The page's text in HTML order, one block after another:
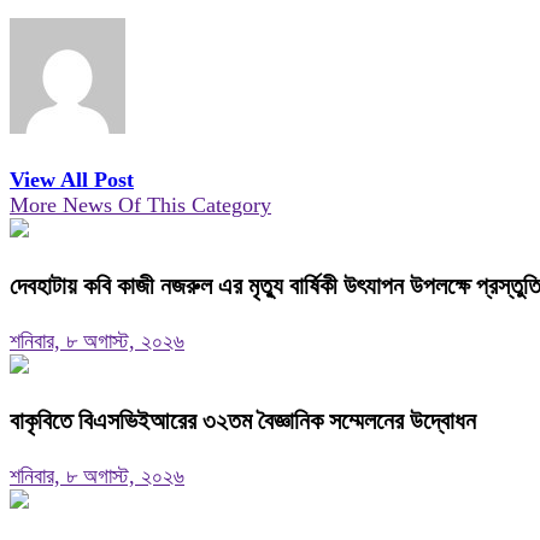
View All Post
More News Of This Category
দেবহাটায় কবি কাজী নজরুল এর মৃত্যু বার্ষিকী উৎযাপন উপলক্ষে
শনিবার, ৮ অগাস্ট, ২০২৬
বাকৃবিতে বিএসভিইআরের ৩২তম বৈজ্ঞানিক সম্মেলনের উদ্বোধন
শনিবার, ৮ অগাস্ট, ২০২৬